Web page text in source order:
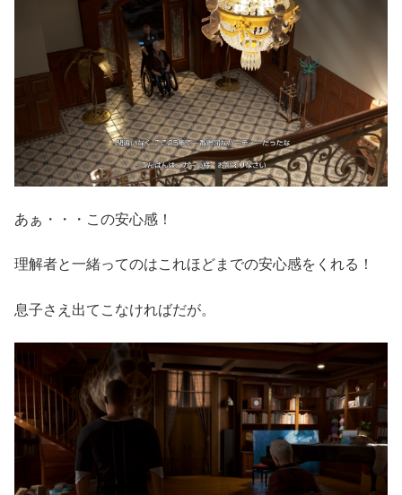
あぁ・・・この安心感！
理解者と一緒ってのはこれほどまでの安心感をくれる！
息子さえ出てこなければだが。